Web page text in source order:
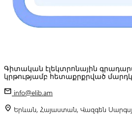
Գիտական էլեկտրոնային
կրթությամբ հետաքրքրված
mail info@elib.am
location_on Երևան, Հայաստան, Վազգեն